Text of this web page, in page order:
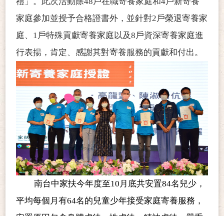
家庭參加並授予合格證書外，並針對2戶榮退寄養家
庭、1戶特殊貢獻寄養家庭以及8戶資深寄養家庭進
行表揚，肯定、感謝其對寄養服務的貢獻和付出。
南台中家扶今年度至10月底共安置84名兒少，
平均每個月有64名的兒童少年接受家庭寄養服務，